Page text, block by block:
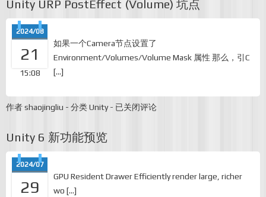
源
(App/H5)
的
试
Unity URP PostEffect (Volume) 坑点
2024/08
21
15:08
如果一个Camera节点设置了
Environment/Volumes/Volume Mask 属性 那么，引C
[…]
作者shaojingliu - 分类Unity - Unity
已关闭评论
Unity 6 新功能预览
2024/07
29
GPU Resident Drawer Efficiently render large, richer
wo […]